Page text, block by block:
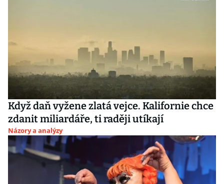
Když daň vyžene zlatá vejce. Kalifornie chce
zdanit miliardáře, ti raději utíkají
Názory a analýzy